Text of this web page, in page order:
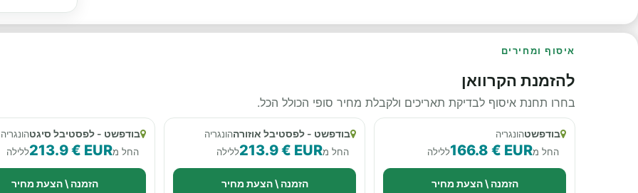
איסוף ומחירים
להזמנת הקרוואן
בחרו תחנת איסוף לבדיקת תאריכים ולקבלת מחיר סופי הכולל הכל.
בודפשטהונגריה
החל מ166.8 € EURללילה
הזמנה \ הצעת מחיר
בודפשט - לפסטיבל אוזורההונגריה
החל מ213.9 € EURללילה
הזמנה \ הצעת מחיר
בודפשט - לפסטיבל סיגטהונגריה
החל מ213.9 € EURללילה
הזמנה \ הצעת מחיר